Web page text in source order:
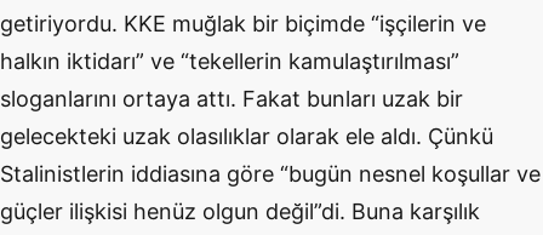
getiriyordu. KKE muğlak bir biçimde “işçilerin ve
halkın iktidarı” ve “tekellerin kamulaştırılması”
sloganlarını ortaya attı. Fakat bunları uzak bir
gelecekteki uzak olasılıklar olarak ele aldı. Çünkü
Stalinistlerin iddiasına göre “bugün nesnel koşullar ve
güçler ilişkisi henüz olgun değil”di. Buna karşılık